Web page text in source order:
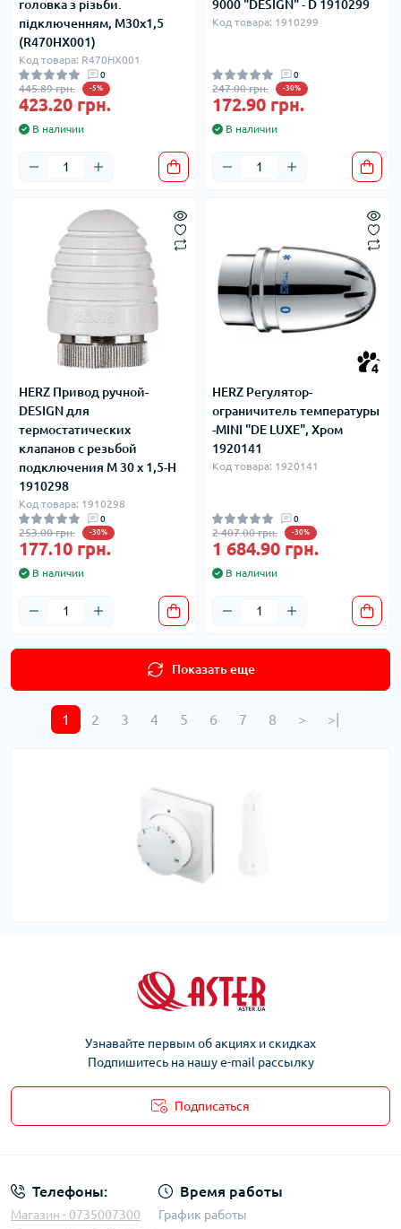
головка з різьби.
підключенням, М30х1,5
(R470HX001)
Код товара: R470HX001
0
445.89 грн. -5%
423.20 грн.
В наличии
9000 "DESIGN" - D 1910299
Код товара: 1910299
0
247.00 грн. -30%
172.90 грн.
В наличии
HERZ Привод ручной-
DESIGN для
термостатических
клапанов с резьбой
подключения М 30 х 1,5-Н
1910298
Код товара: 1910298
0
253.00 грн. -30%
177.10 грн.
В наличии
4
HERZ Регулятор-
ограничитель температуры
-MINI "DE LUXE", Хром
1920141
Код товара: 1920141
0
2 407.00 грн. -30%
1 684.90 грн.
В наличии
Показать еще
1 2 3 4 5 6 7 8 > >|
Узнавайте первым об акциях и скидках
Подпишитесь на нашу e-mail рассылку
Подписаться
Телефоны:
Магазин - 0735007300
Время работы
График работы